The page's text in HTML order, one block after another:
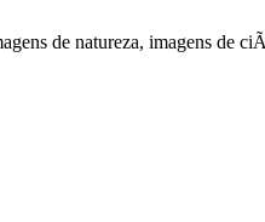
de natureza, imagens de